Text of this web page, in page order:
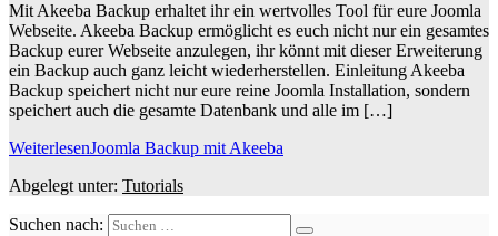
Mit Akeeba Backup erhaltet ihr ein wertvolles Tool für eure Joomla
Webseite. Akeeba Backup ermöglicht es euch nicht nur ein gesamtes
Backup eurer Webseite anzulegen, ihr könnt mit dieser Erweiterung
ein Backup auch ganz leicht wiederherstellen. Einleitung Akeeba
Backup speichert nicht nur eure reine Joomla Installation, sondern
speichert auch die gesamte Datenbank und alle im […]
WeiterlesenJoomla Backup mit Akeeba
Abgelegt unter: Tutorials
Suchen nach: